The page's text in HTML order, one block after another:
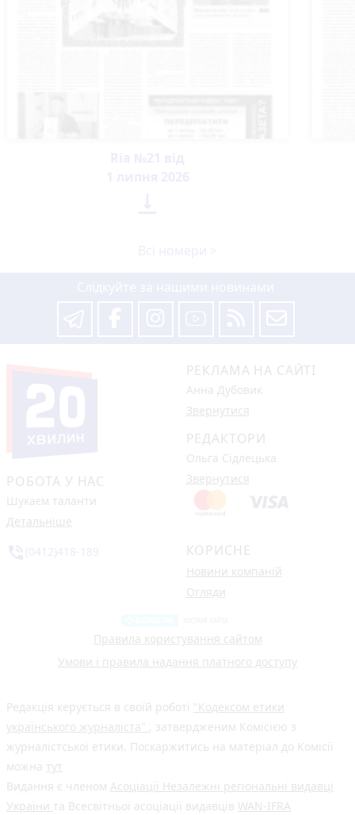
РОБОТА У НАС
Шукаєм таланти
Детальніше
РЕКЛАМА НА САЙТІ
Анна Дубовик
Звернутися
РЕДАКТОРИ
Ольга Сідлецька
Звернутися
КОРИСНЕ
Новини компаній
Огляди
Правила користування сайтом
Умови і правила надання платного доступу
Редакція керується в своїй роботі "Кодексом етики
українського журналіста" , затвердженим Комісією з
журналістської етики. Поскаржитись на матеріал до Комісії
можна тут
Видання є членом Асоціації Незалежні регіональні видавці
України та Всесвітньої асоціації видавців WAN-IFRA